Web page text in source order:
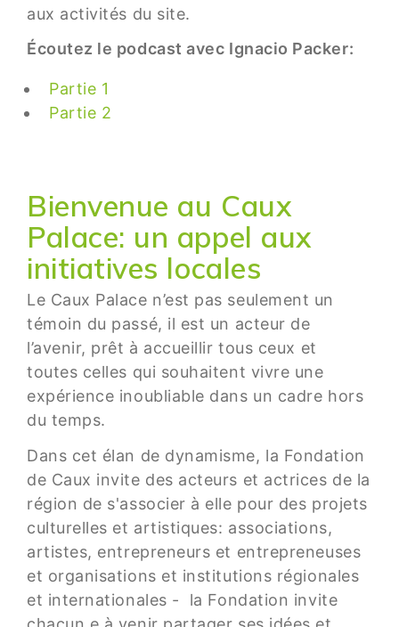
aux activités du site.
Écoutez le podcast avec Ignacio Packer:
Partie 1
Partie 2
Bienvenue au Caux
Palace: un appel aux
initiatives locales
Le Caux Palace n’est pas seulement un
témoin du passé, il est un acteur de
l’avenir, prêt à accueillir tous ceux et
toutes celles qui souhaitent vivre une
expérience inoubliable dans un cadre hors
du temps.
Dans cet élan de dynamisme, la Fondation
de Caux invite des acteurs et actrices de la
région de s'associer à elle pour des projets
culturelles et artistiques: associations,
artistes, entrepreneurs et entrepreneuses
et organisations et institutions régionales
et internationales - la Fondation invite